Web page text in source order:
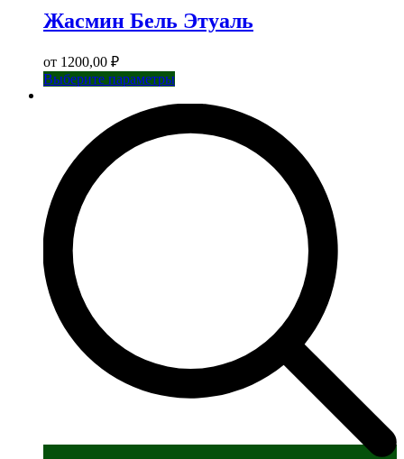
Жасмин Бель Этуаль
от 1200,00 ₽
Выберите параметрыЭтот
вариаций.